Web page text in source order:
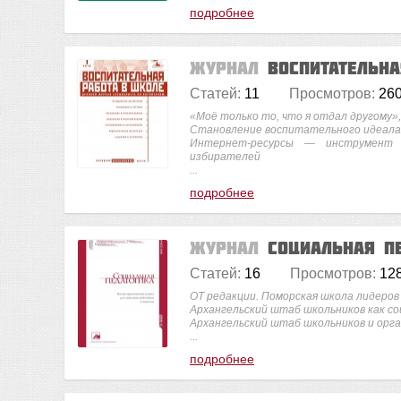
подробнее
Журнал
Статей: 11 Просмотров:
«Моё только то, что я отдал
Становление воспитательного идеала
Интернет-ресурсы — инструмент
избирателей
...
подробнее
Журнал Социальная
Статей: 16 Просмотров:
ОТ редакции. Поморская школа лидеров
Архангельский штаб школьников как
Архангельский штаб школьников и
...
подробнее